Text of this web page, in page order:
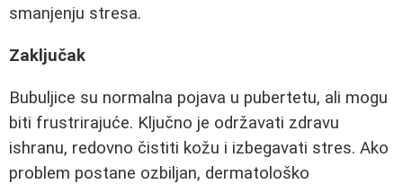
smanjenju stresa.
Zaključak
Bubuljice su normalna pojava u pubertetu, ali mogu
biti frustrirajuće. Ključno je održavati zdravu
ishranu, redovno čistiti kožu i izbegavati stres. Ako
problem postane ozbiljan, dermatološko